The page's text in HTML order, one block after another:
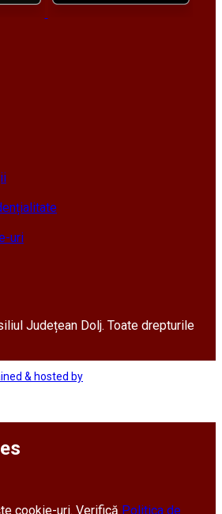
uri
Județean Dolj. Toate drepturile
& hosted by
cookie-uri. Verifică Politica de